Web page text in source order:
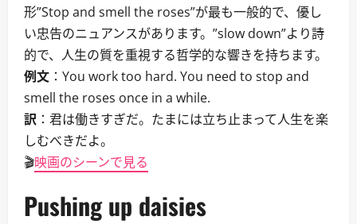
形”Stop and smell the roses”が最も一般的で、優し
い忠告のニュアンスがあります。”slow down”より詩
的で、人生の質を重視する哲学的な響きを持ちます。
例文 ：You work too hard. You need to stop and
smell the roses once in a while.
訳 ：君は働きすぎだ。たまには立ち止まって人生を楽
しむべきだよ。
🎬映画のシーンで見る
Pushing up daisies